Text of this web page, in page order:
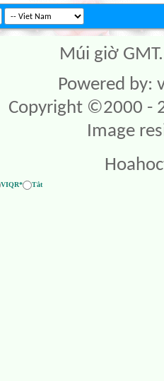
Múi giờ
Powered by:
Copyright ©2000 -
Image
VIQR*
Tắt